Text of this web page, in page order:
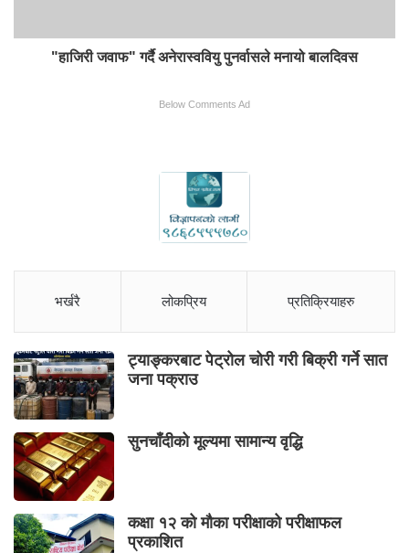
"हाजिरी जवाफ" गर्दै अनेरास्ववियु पुनर्वासले मनायो बालदिवस
Below Comments Ad
भर्खरै लोकप्रिय प्रतिक्रियाहरु
ट्याङ्करबाट पेट्रोल चोरी गरी बिक्री गर्ने सात
जना पक्राउ
सुनचाँदीको मूल्यमा सामान्य वृद्धि
कक्षा १२ को मौका परीक्षाको परीक्षाफल
प्रकाशित